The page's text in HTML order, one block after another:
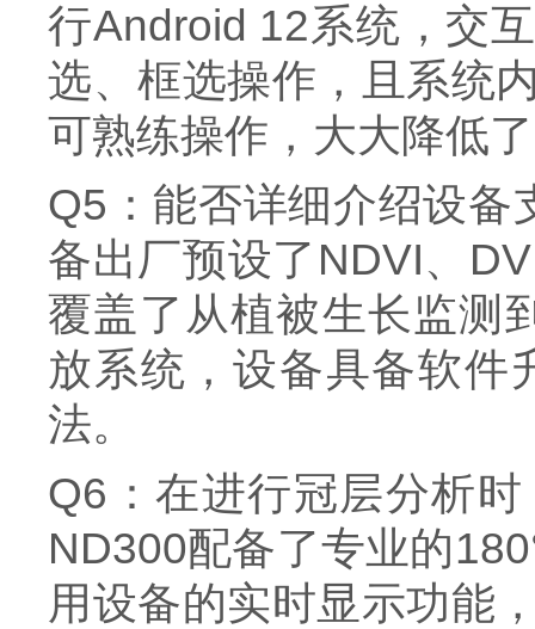
行Android 12系统，交
选、框选操作，且系统
可熟练操作，大大降低
Q5：能否详细介绍设备
备出厂预设了NDVI、
覆盖了从植被生长监测
放系统，设备具备软件
法。
Q6：在进行冠层分析
ND300配备了专业的
用设备的实时显示功能